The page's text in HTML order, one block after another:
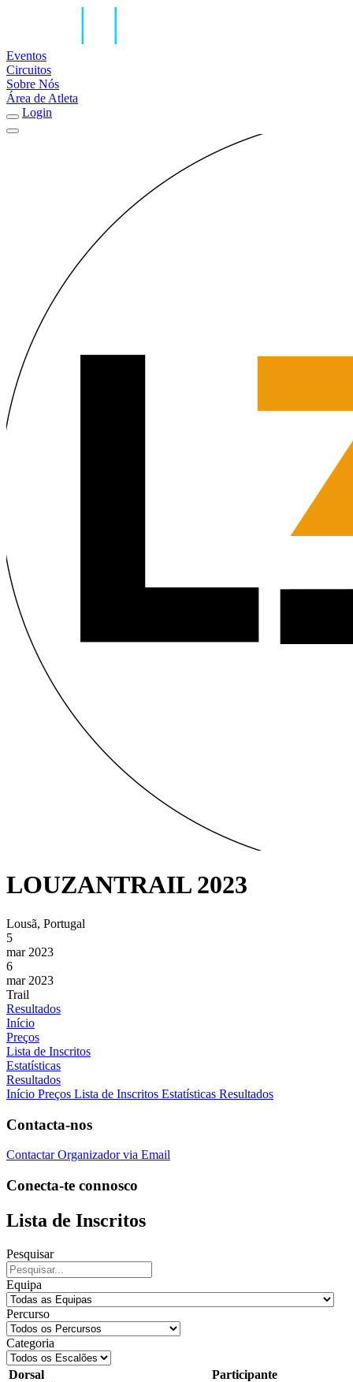
Eventos
Circuitos
Sobre Nós
Área de Atleta
Login
LOUZANTRAIL 2023
Lousã, Portugal
5
mar 2023
6
mar 2023
Trail
Resultados
Início
Preços
Lista de Inscritos
Estatísticas
Resultados
Início Preços Lista de Inscritos Estatísticas Resultados
Contacta-nos
Contactar Organizador via Email
Conecta-te connosco
Lista de Inscritos
Pesquisar
Equipa
Percurso
Categoria
Dorsal Participante